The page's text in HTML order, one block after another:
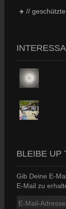
//
BLEIBE UP
Gib Deine E-
E-Mail zu
E-